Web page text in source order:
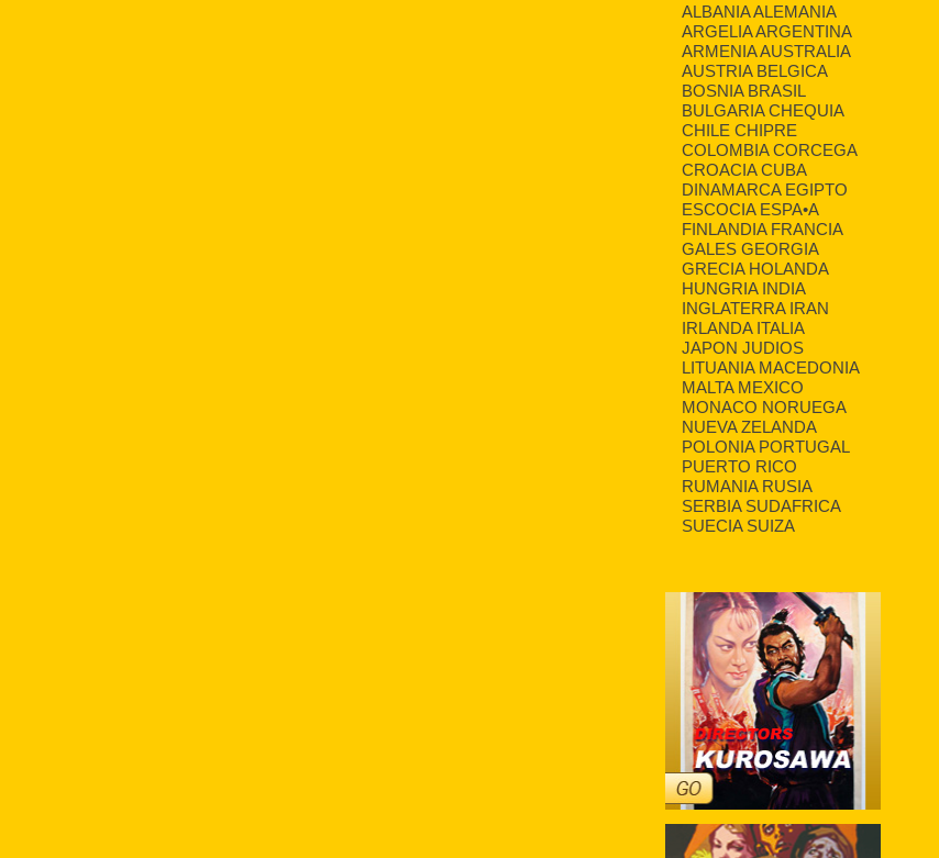
ALBANIA ALEMANIA
ARGELIA ARGENTINA
ARMENIA AUSTRALIA
AUSTRIA BELGICA
BOSNIA BRASIL
BULGARIA CHEQUIA
CHILE CHIPRE
COLOMBIA CORCEGA
CROACIA CUBA
DINAMARCA EGIPTO
ESCOCIA ESPA•A
FINLANDIA FRANCIA
GALES GEORGIA
GRECIA HOLANDA
HUNGRIA INDIA
INGLATERRA IRAN
IRLANDA ITALIA
JAPON JUDIOS
LITUANIA MACEDONIA
MALTA MEXICO
MONACO NORUEGA
NUEVA ZELANDA
POLONIA PORTUGAL
PUERTO RICO
RUMANIA RUSIA
SERBIA SUDAFRICA
SUECIA SUIZA